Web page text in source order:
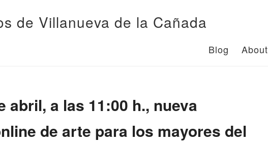
de Villanueva de la Cañada
Blog About
abril, a las 11:00 h., nueva
de arte para los mayores del